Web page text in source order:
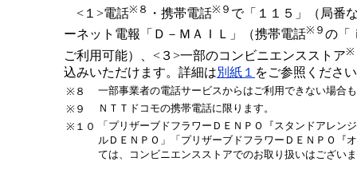
<１>電話※８ ・携帯電話※９ で「１１５」（局番
ーネット電報「Ｄ－ＭＡＩＬ」（携帯電話※９ の「
ご利用可能）、<３>一部のコンビニエンスストア※
込みいただけます。詳細は別紙１ をご参照くださ
※８
一部事業者の電話サービスからはご利用できない場合
※９
ＮＴＴドコモの携帯電話に限ります。
※１０
「プリザーブドフラワーＤＥＮＰＯ『スタンドアレン
ルＤＥＮＰＯ」「プリザーブドフラワーＤＥＮＰＯ『
ては、コンビニエンスストアでのお取り扱いはござい